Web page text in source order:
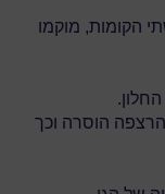
הקומות, מוקמו
הוסרה וכך